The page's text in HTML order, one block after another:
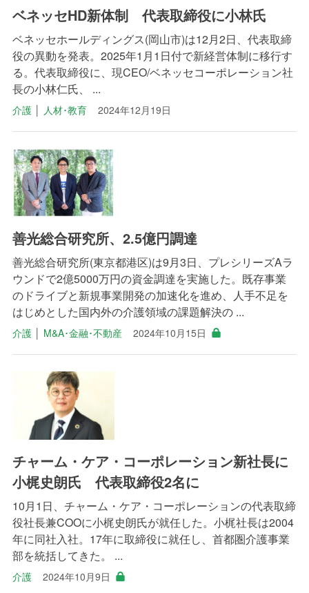
ベネッセHD新体制 代表取締役に小林氏
ベネッセホールディングス(岡山市)は12月2日、代表取締
役の異動を発表。2025年1月1日付で新経営体制に移行す
る。代表取締役に、現CEO/ベネッセコーポレーション社
長の小林仁氏、 ...
介護│ 人材･教育 2024年12月19日
善光総合研究所、2.5億円調達
善光総合研究所(東京都港区)は9月3日、プレシリーズAラ
ウンドで2億5000万円の資金調達を実施した。既存事業
のドライブと新規事業開発の加速化を進め、人手不足を
はじめとした国内外の介護領域の課題解決の ...
介護│ M&A･金融･不動産 2024年10月15日
チャーム・ケア・コーポレーション新社長に
小梶史朗氏 代表取締役2名に
10月1日、チャーム・ケア・コーポレーションの代表取締
役社長兼COOに小梶史朗氏が就任した。小梶社長は2004
年に同社入社。17年に取締役に就任し、首都圏介護事業
部を統括してきた。 ...
介護 2024年10月9日